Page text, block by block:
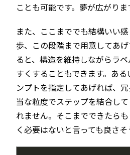
ことも可能です。夢が広がりま
また、ここまででも結構いい
歩、この段階まで用意してあ
ると、構造を維持しながらラ
すくすることもできます。あ
ンプトを指定してあげれば、
当な粒度でステップを結合し
れません。そこまでできたら
く必要はないと言っても良さそ